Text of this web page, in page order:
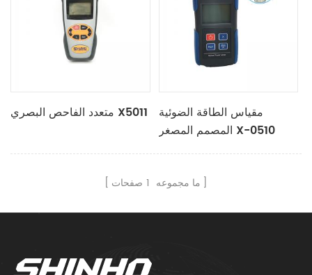
متعدد الفاحص البصري X5011
مقياس الطاقة الضوئية
المصمم المصغر X-0510
ما مجموعه 1 صفحات